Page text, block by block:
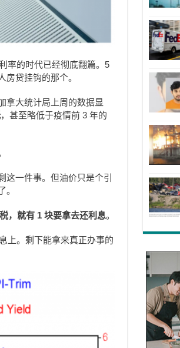
率的时代已经彻底翻篇。5
贷挂钩的那个。
拿大统计局上周的数据显
，甚至略低于疫情前 3 年的
一件事。但油价只是个引
，就有 1 块要拿去还利息。
上。剩下能拿来真正办事的